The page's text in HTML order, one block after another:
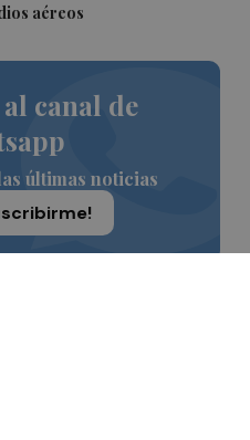
aéreos
canal de
últimas noticias